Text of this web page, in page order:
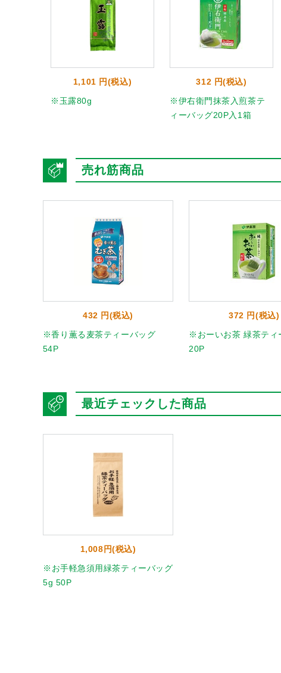
1,101 円(税込)
※玉露80g
312 円(税込)
※伊右衛門抹茶入煎茶テ
ィーバッグ20P入1箱
売れ筋商品
432 円(税込)
※香り薫る麦茶ティーバッグ
54P
372 円(税込)
※おーいお茶 緑茶ティ
20P
最近チェックした商品
1,008円(税込)
※お手軽急須用緑茶ティーバッグ
5g 50P